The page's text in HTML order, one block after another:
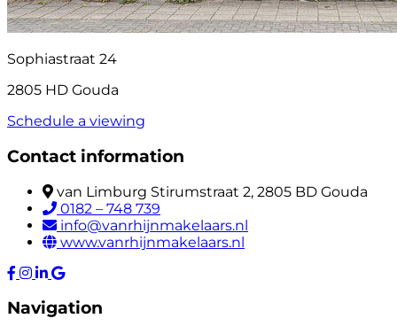
Sophiastraat 24
2805 HD Gouda
Schedule a viewing
Contact information
van Limburg Stirumstraat 2, 2805 BD Gouda
0182 – 748 739
info@vanrhijnmakelaars.nl
www.vanrhijnmakelaars.nl
Navigation